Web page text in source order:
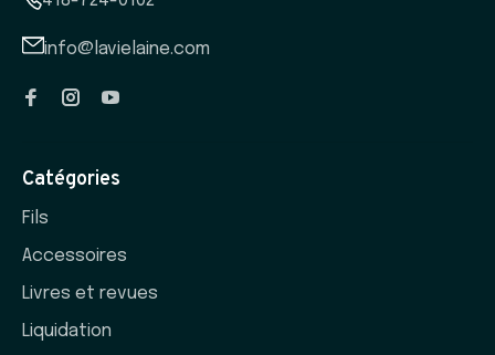
info@lavielaine.com
Catégories
Fils
Accessoires
Livres et revues
Liquidation